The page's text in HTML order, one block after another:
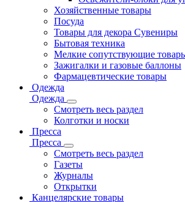
Хозяйственные товары
Посуда
Товары для декора Сувениры
Бытовая техника
Мелкие сопутствующие
Зажигалки и газовые баллоны
Фармацевтические товары
Одежда
Одежда
Смотреть весь раздел
Колготки и носки
Пресса
Пресса
Смотреть весь раздел
Газеты
Журналы
Открытки
Канцелярские товары